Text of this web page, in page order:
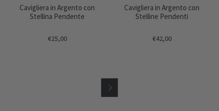
Cavigliera in Argento con
Stellina Pendente
€25,00
Cavigliera in Argento con
Stelline Pendenti
€42,00
